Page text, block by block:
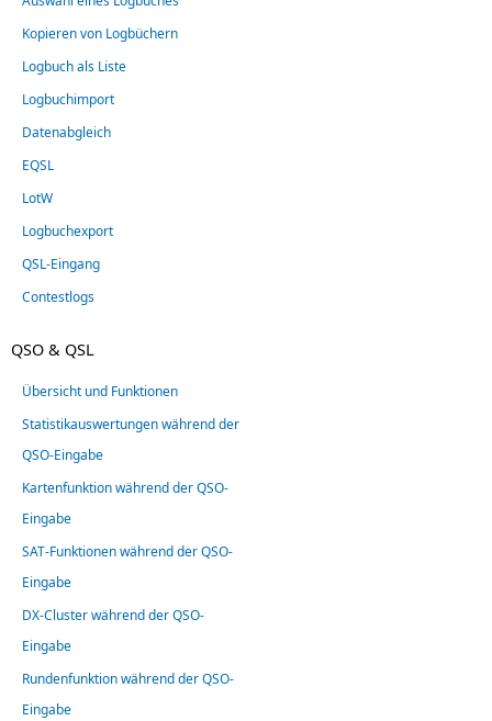
Kopieren von Logbüchern
Logbuch als Liste
Logbuchimport
Datenabgleich
EQSL
LotW
Logbuchexport
QSL-Eingang
Contestlogs
QSO & QSL
Übersicht und Funktionen
Statistikauswertungen während der
QSO-Eingabe
Kartenfunktion während der QSO-
Eingabe
SAT-Funktionen während der QSO-
Eingabe
DX-Cluster während der QSO-
Eingabe
Rundenfunktion während der QSO-
Eingabe